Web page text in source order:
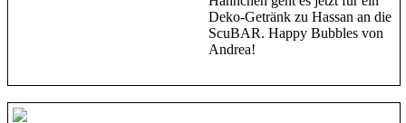
Deko-Getränk zu Hassan an die
ScuBAR. Happy Bubbles von
Andrea!